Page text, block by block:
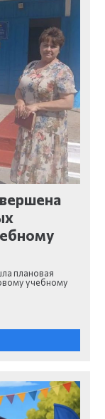
плановая
учебному